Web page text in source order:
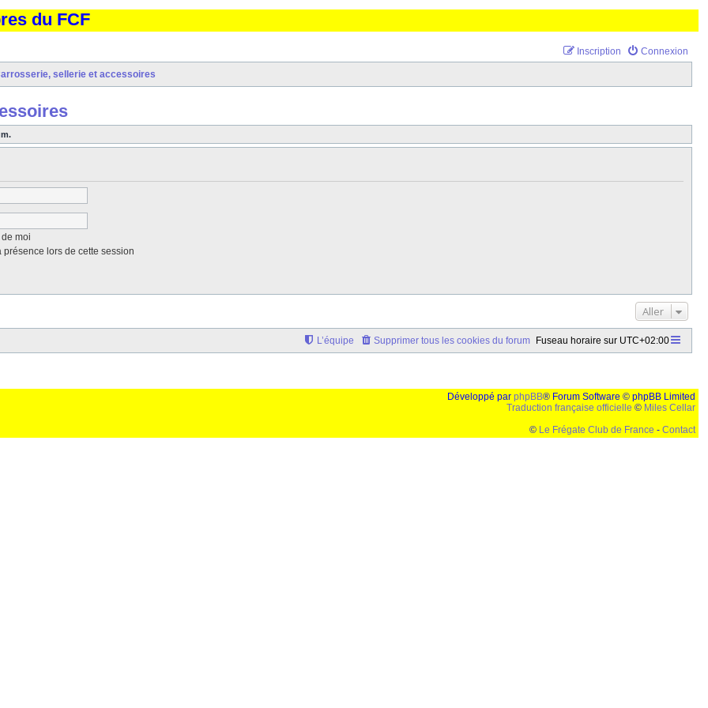
du FCF
Connexion
Inscription
sellerie et accessoires
moi
présence lors de cette session
Aller
Fuseau horaire sur UTC+02:00
Supprimer tous les cookies du forum
L’équipe
Développé par phpBB® Forum Software © phpBB Limited
Traduction française officielle © Miles Cellar
© Le Frégate Club de France - Contact